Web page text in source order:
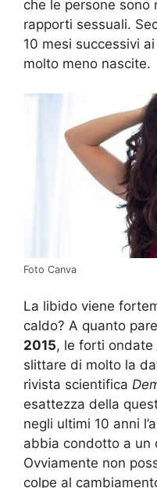
che le persone sono
rapporti sessuali.
10 mesi successivi
molto meno nascite.
Foto Canva
La libido viene
caldo? A quanto
2015, le forti
slittare di molto la
rivista scientifica
esattezza della
negli ultimi 10 anni
abbia condotto a un
Ovviamente non
colpe al